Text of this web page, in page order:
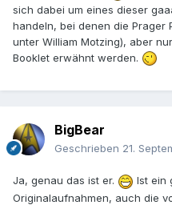
sich dabei um eines dieser
handeln, bei denen die Prager
unter William Motzing), aber
Booklet erwähnt werden.
BigBear
Geschrieben 21.
Ja, genau das ist er.
Ist ein
Originalaufnahmen, auch die